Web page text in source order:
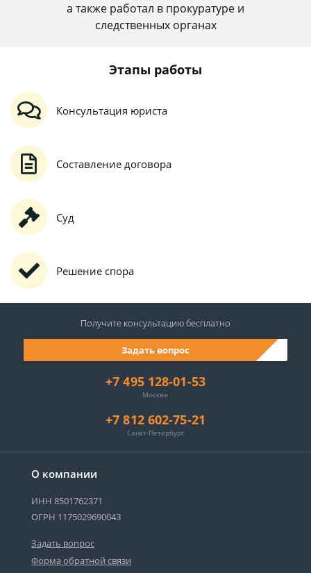
а также работал в прокуратуре и
следственных органах
Этапы работы
Консультация юриста
Составление договора
Суд
Решение спора
О компании
ИНН 8501762371
ОГРН 1175029690043
Задать вопрос
Форма обратной связи
+7 495 128-01-53
Москва
+7 812 602-75-21
Санкт-Петербург
Задать вопрос
Получите консультациюбесплатно